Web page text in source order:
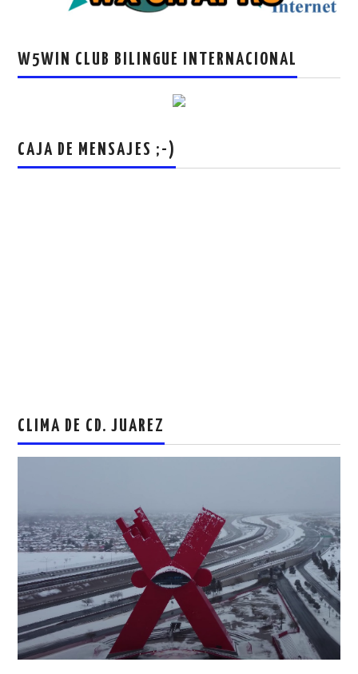
W5WIN CLUB BILINGUE INTERNACIONAL
CAJA DE MENSAJES ;-)
CLIMA DE CD. JUAREZ